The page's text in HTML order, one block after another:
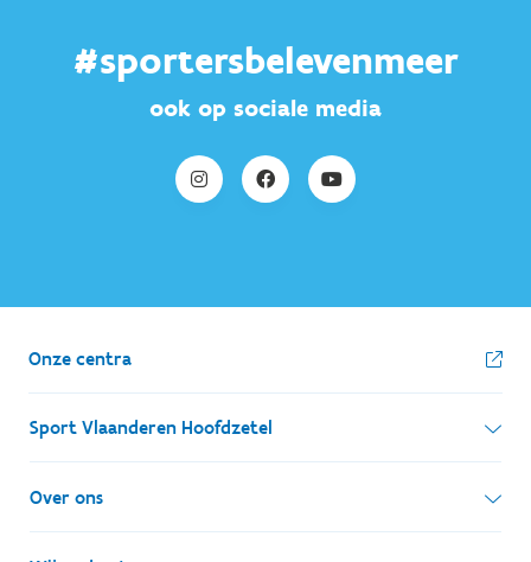
#sportersbelevenmeer
ook op sociale media
Onze centra
Sport Vlaanderen Hoofdzetel
Simon Bolivarlaan 17
1000 Brussel
Over ons
Wie zijn we, wat doen we